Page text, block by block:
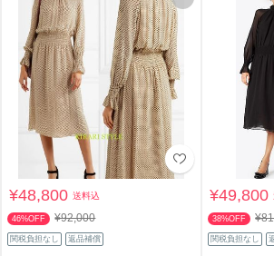
¥48,800送料込
46%OFF ¥92,000
関税負担なし 返品補償
¥49,800
38%OFF
関税負担なし